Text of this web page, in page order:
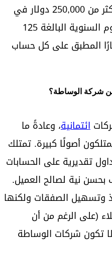
الحسابات التي تحتوي على أكثر من 250,000 دولار في
الأصول المؤهلة تتجنب الرسوم السنوية البالغة 125
البالغ 25 دولارًا المطبق على كل حساب
شركة الوساطة؟
ائتمانية، وعادةً ما
أصولًا كبيرة. تمتلك
تقديرية على الحسابات
بحسن نية لصالح العميل.
وتسهيل الصفقات ولكنها
(على الرغم من أن
تكون شركات الوساطة